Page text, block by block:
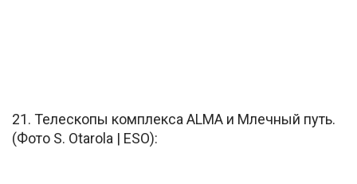
21. Телескопы комплекса ALMA и Млечный путь.
(Фото S. Otarola | ESO):